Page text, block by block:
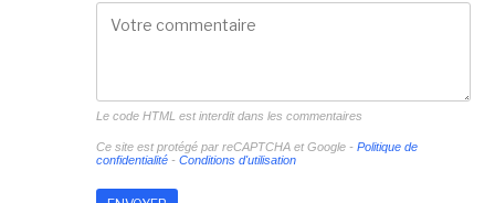
Le code HTML est interdit dans les commentaires
Ce site est protégé par reCAPTCHA et Google - Politique de
confidentialité- Conditions d'utilisation